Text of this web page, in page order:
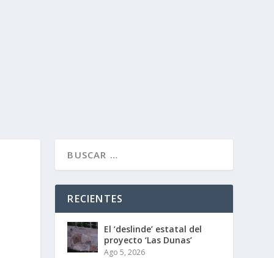
RECIENTES
El ‘deslinde’ estatal del
proyecto ‘Las Dunas’
Ago 5, 2026